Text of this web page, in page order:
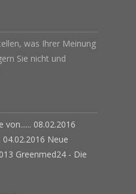
was Ihrer Meinung
Sie nicht und
von...... 08.02.2016
04.02.2016 Neue
Greenmed24 - Die